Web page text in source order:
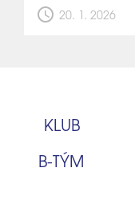
schedule 20. 1. 2026
KLUB
B‑TÝM